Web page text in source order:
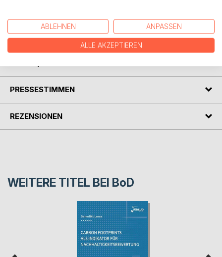
soloists who want to use more than just scale exercises
during rehearsals.
PRESSESTIMMEN
REZENSIONEN
WEITERE TITEL BEI BoD
ABLEHNEN ANPASSEN
ALLE AKZEPTIEREN